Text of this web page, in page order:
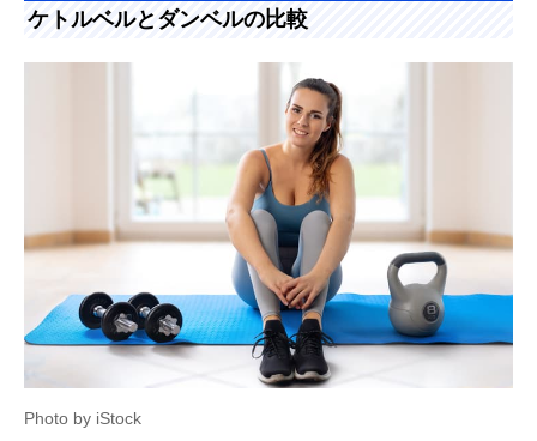
Amazonで見る
Amazonで見る
Amazonで見る
クローバー
FIELDOOR ケトル
ソフトなPVCコー
ティング
24kg
Amazonで見る
Reebok（リーボ
さまざまなトレー
ケトルベルとダンベルの比較
Photo by iStock